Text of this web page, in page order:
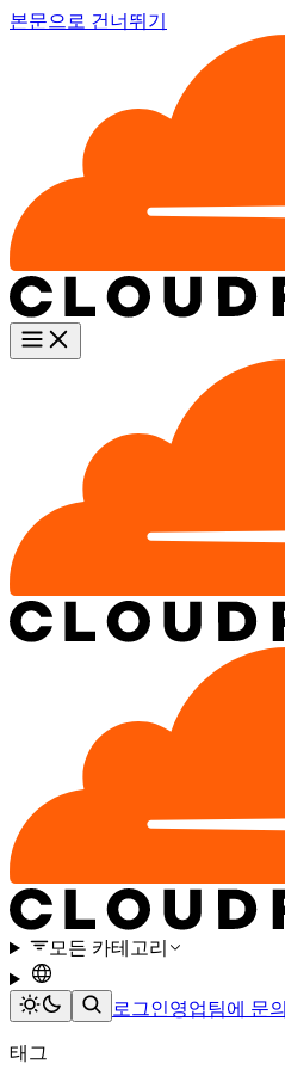
본문으로 건너뛰기
모든 카테고리
로그인영업팀에 문의
태그